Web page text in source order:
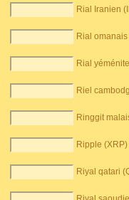
Rial Iranien
Rial
Rial
Riel
Ringgit
Ripple (XRP)
Riyal qatari